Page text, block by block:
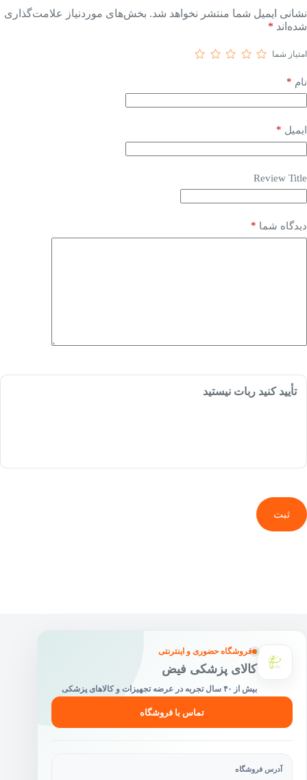
نشانی ایمیل شما منتشر نخواهد شد. بخش‌های موردنیاز علامت‌گذاری
شده‌اند *
امتیاز شما
نام *
ایمیل *
Review Title
دیدگاه شما *
تأیید کنید ربات نیستید
ثبت
فروشگاه حضوری و اینترنتی
کالای پزشکی فیض
بیش از ۴۰ سال تجربه در عرضه تجهیزات و کالاهای پزشکی
تماس با فروشگاه
آدرس فروشگاه